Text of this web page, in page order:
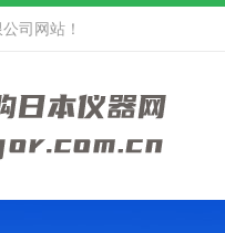
司网站！